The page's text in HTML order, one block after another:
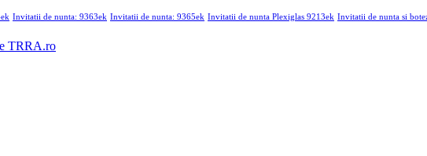
Invitatii de nunta: 9363ek Invitatii de nunta: 9365ek Invitatii de nunta Plexiglas 9213ek Invitatii de nunta si
TRRA.ro